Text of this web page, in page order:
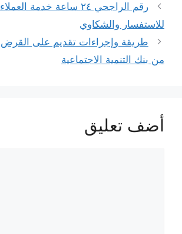
للاستفسار والشكاوي
من بنك التنمية الاجتماعية
أضف تعليق